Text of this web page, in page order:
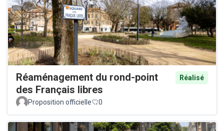
Réaménagement du rond-point
des Français libres
Réalisé
Proposition officielle 0